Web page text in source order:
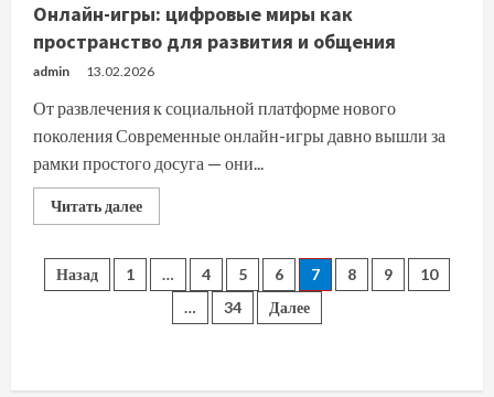
—
реальность
2025
Онлайн-игры: цифровые миры как
пространство для развития и общения
admin 13.02.2026
От развлечения к социальной платформе нового
поколения Современные онлайн-игры давно вышли за
рамки простого досуга — они...
Читать далееПрочитать
больше
цифровые
миры
пространство
общения
Пагинация
Назад 1 … 4 5 6 7 8 9
10
…
34 Далее